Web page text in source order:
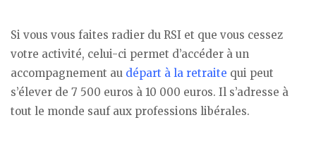
Si vous vous faites radier du RSI et que vous cessez
votre activité, celui-ci permet d’accéder à un
accompagnement au départ à la retraite qui peut
s’élever de 7 500 euros à 10 000 euros. Il s’adresse à
tout le monde sauf aux professions libérales.